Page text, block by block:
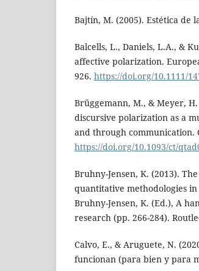
Bajtín, M. (2005). Estética de
Balcells, L., Daniels, L.A., &
affective polarization.
926. https://doi.org/10.1111/
Brüggemann, M., & Meyer,
discursive polarization as a
and through communication.
https://doi.org/10.1093/ct/
Bruhny-Jensen, K. (2013).
quantitative methodologies
Bruhny-Jensen, K. (Ed.), A
research (pp. 266-284).
Calvo, E., & Aruguete, N.
funcionan (para bien y para